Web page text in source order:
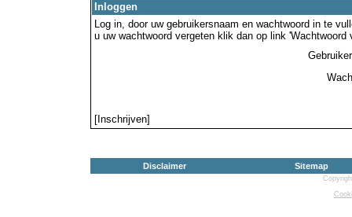
Inloggen
Log in, door uw gebruikersnaam en wachtwoord in te
u uw wachtwoord vergeten klik dan op link 'Wachtwoord
[Inschrijven]
Disclaimer Sitemap